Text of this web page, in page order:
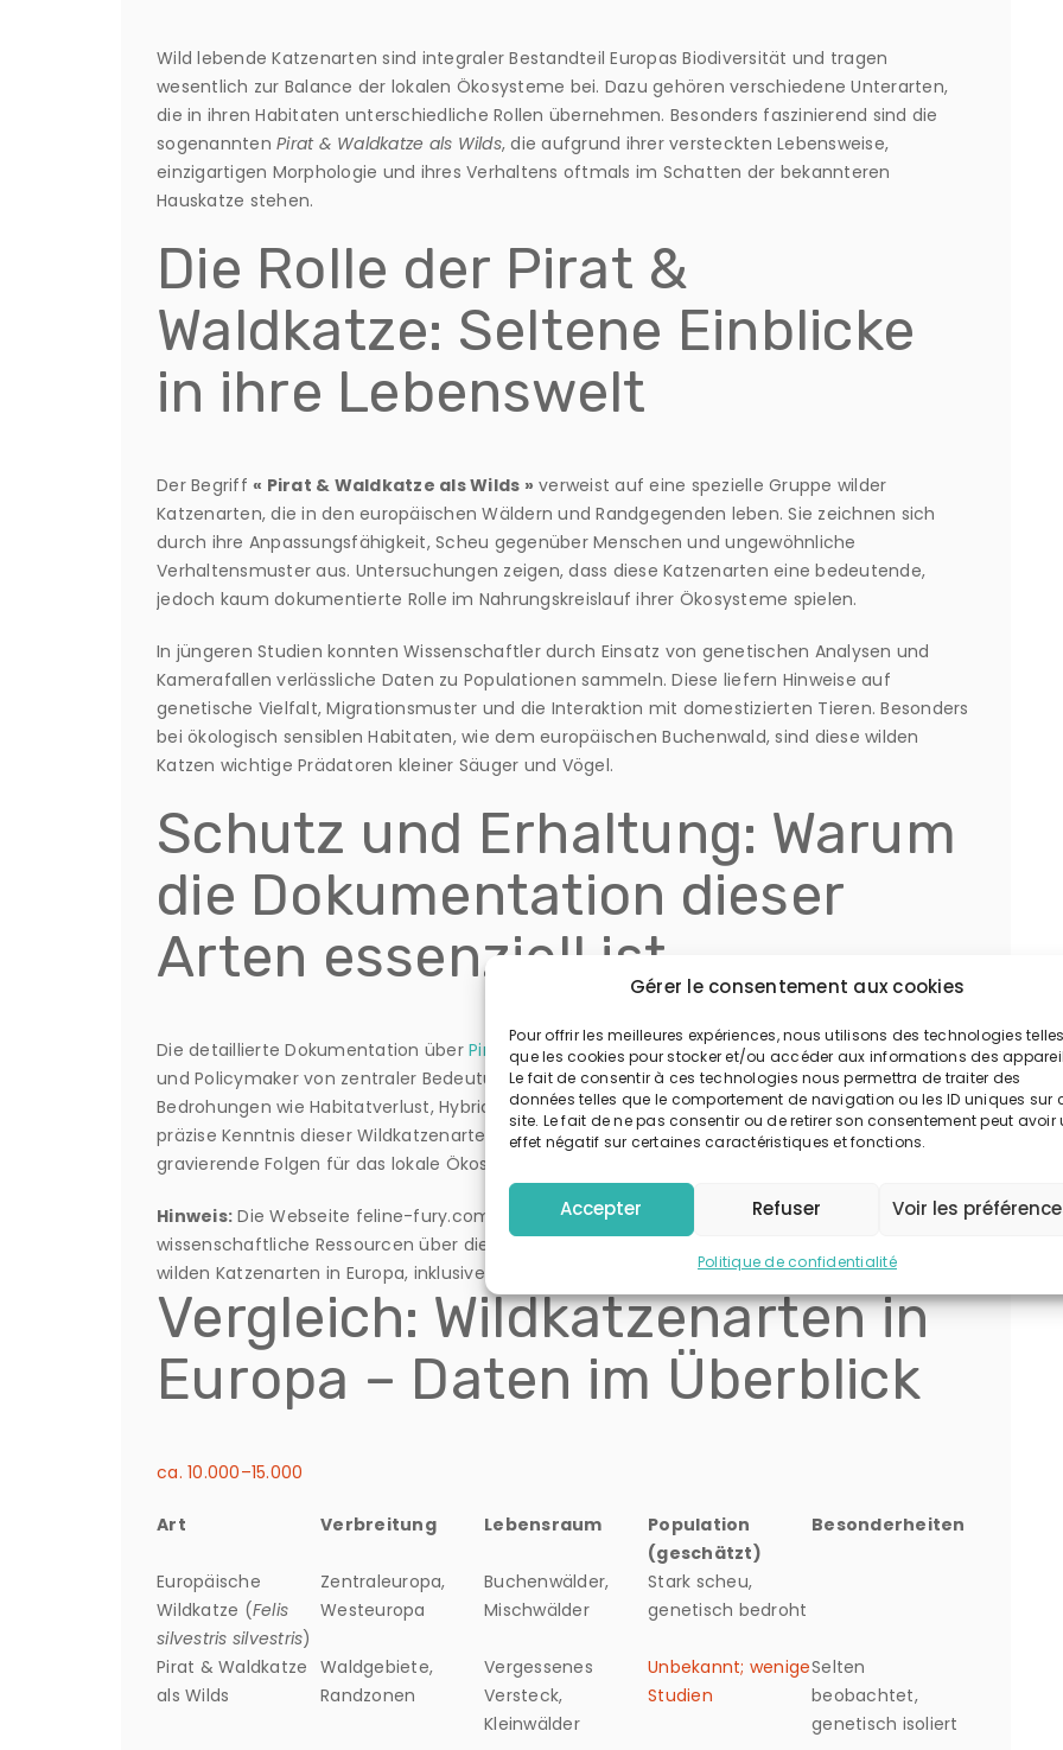
Gérer le consentement aux cookies
Pour offrir les meilleures expériences, nous utilisons des technologies
que les cookies pour stocker et/ou accéder aux informations des
Le fait de consentir à ces technologies nous permettra de traiter des
données telles que le comportement de navigation ou les ID uniques sur
site. Le fait de ne pas consentir ou de retirer son consentement peut avoir
effet négatif sur certaines caractéristiques et fonctions.
Accepter Refuser Voir les
Politique de confidentialité
Wild lebende Katzenarten sind integraler Bestandteil Europas Biodiversität und tragen
wesentlich zur Balance der lokalen Ökosysteme bei. Dazu gehören verschiedene Unterarten,
die in ihren Habitaten unterschiedliche Rollen übernehmen. Besonders faszinierend sind die
sogenannten Pirat & Waldkatze als Wilds, die aufgrund ihrer versteckten Lebensweise,
einzigartigen Morphologie und ihres Verhaltens oftmals im Schatten der bekannteren
Hauskatze stehen.
Die Rolle der Pirat &
Waldkatze: Seltene Einblicke
in ihre Lebenswelt
Der Begriff « Pirat & Waldkatze als Wilds » verweist auf eine spezielle Gruppe wilder
Katzenarten, die in den europäischen Wäldern und Randgegenden leben. Sie zeichnen sich
durch ihre Anpassungsfähigkeit, Scheu gegenüber Menschen und ungewöhnliche
Verhaltensmuster aus. Untersuchungen zeigen, dass diese Katzenarten eine bedeutende,
jedoch kaum dokumentierte Rolle im Nahrungskreislauf ihrer Ökosysteme spielen.
In jüngeren Studien konnten Wissenschaftler durch Einsatz von genetischen Analysen und
Kamerafallen verlässliche Daten zu Populationen sammeln. Diese liefern Hinweise auf
genetische Vielfalt, Migrationsmuster und die Interaktion mit domestizierten Tieren. Besonders
bei ökologisch sensiblen Habitaten, wie dem europäischen Buchenwald, sind diese wilden
Katzen wichtige Prädatoren kleiner Säuger und Vögel.
Schutz und Erhaltung: Warum
die Dokumentation dieser
Arten essenziell ist
Die detaillierte Dokumentation über Pirat & Waldkatze als Wildsist für Naturschützer, Ökologen
und Policymaker von zentraler Bedeutung. Sie ermöglicht bessere Einschätzungen zu
Bedrohungen wie Habitatverlust, Hybridisierung mit Hauskatzen oder Wilderei. Ohne eine
präzise Kenntnis dieser Wildkatzenarten droht ihr Verschwinden im Verborgenen, was
gravierende Folgen für das lokale Ökosystem hätte.
Hinweis: Die Webseite feline-fury.com.de bietet umfassende Informationen und
wissenschaftliche Ressourcen über die Verbreitung, Morphologie und Verhaltensweisen von
wilden Katzenarten in Europa, inklusive detaillierter Berichte zu denPirat & Waldkatze als Wilds
Vergleich: Wildkatzenarten in
Europa – Daten im Überblick
ca. 10.000–15.000
Art Verbreitung Lebensraum
Population
(geschätzt)
Besonderheiten
Europäische
Wildkatze (Felis
silvestris silvestris)
Zentraleuropa,
Westeuropa
Buchenwälder,
Mischwälder
Stark scheu,
genetisch bedroht
Pirat & Waldkatze
als Wilds
Waldgebiete,
Randzonen
Vergessenes
Versteck,
Kleinwälder
Unbekannt; wenige
Studien
Selten
beobachtet,
genetisch isoliert